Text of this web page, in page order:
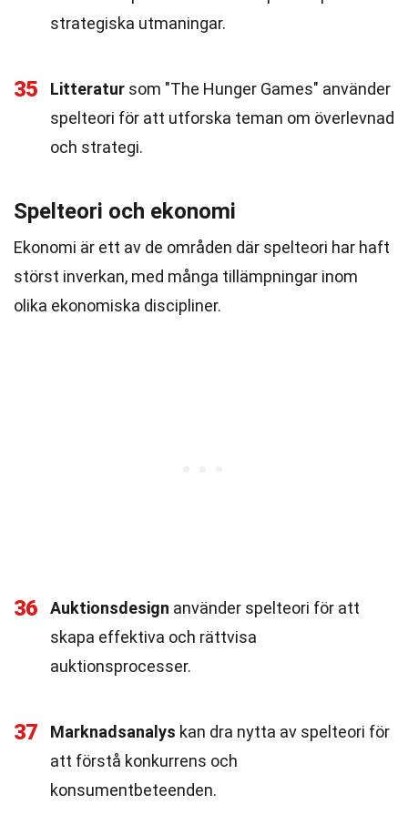
strategiska utmaningar.
35 Litteratur som "The Hunger Games" använder
spelteori för att utforska teman om överlevnad
och strategi.
Spelteori och ekonomi
Ekonomi är ett av de områden där spelteori har haft
störst inverkan, med många tillämpningar inom
olika ekonomiska discipliner.
36 Auktionsdesign använder spelteori för att
skapa effektiva och rättvisa
auktionsprocesser.
37 Marknadsanalys kan dra nytta av spelteori för
att förstå konkurrens och
konsumentbeteenden.